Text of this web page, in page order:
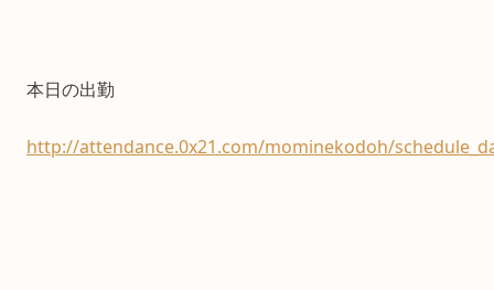
本日の出勤
http://attendance.0x21.com/mominekodoh/